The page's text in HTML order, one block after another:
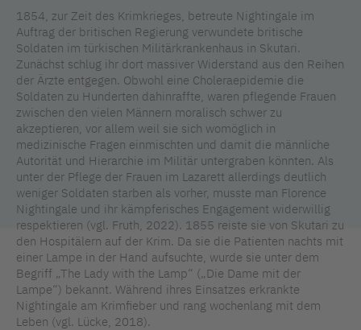
1854, zur Zeit des Krimkrieges, betreute Nightingale im
Auftrag der britischen Regierung verwundete britische
Soldaten im türkischen Militärkrankenhaus in Skutari.
Zunächst schlug ihr dort massiver Widerstand aus den Reihen
der Ärzte entgegen. Obwohl eine Choleraepidemie die
Soldaten zu Hunderten dahinraffte, waren pflegende Frauen
zwischen den vielen Männern moralisch schwer zu
akzeptieren, vor allem weil sie sich womöglich in
medizinische Fragen einmischten und damit die männliche
Autorität und Hierarchie im Militär untergraben könnten. Als
unter der Pflege der Frauen im Lazarett allerdings deutlich
weniger Soldaten starben als vorher, musste man Florence
Nightingale und ihr kämpferisches Engagement widerwillig
respektieren (vgl. Fruth, 2022). 1855 reiste sie von Skutari zu
den Hospitälern auf der Krim. Da sie die Patienten nachts mit
einer Lampe in der Hand aufsuchte, wurde sie unter dem
Begriff „The Lady with the Lamp“ („Die Dame mit der
Lampe“) bekannt. Während ihres Einsatzes erkrankte
Nightingale am Krimfieber und rang wochenlang mit dem
Leben (vgl. Lücke, 2018).